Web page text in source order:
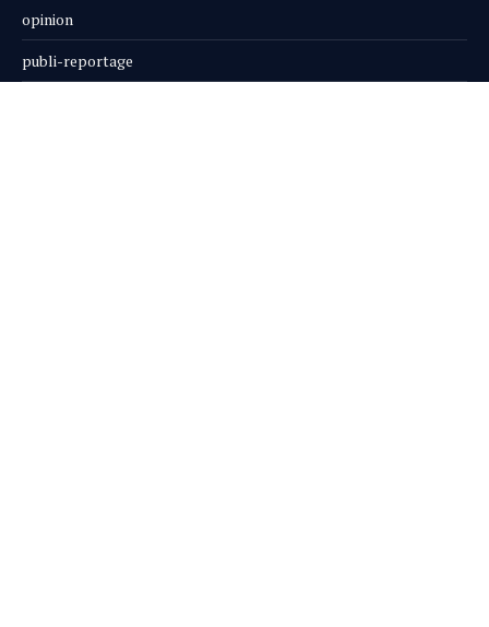
opinion
publi-reportage